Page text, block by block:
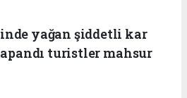
yağan şiddetli kar
turistler mahsur